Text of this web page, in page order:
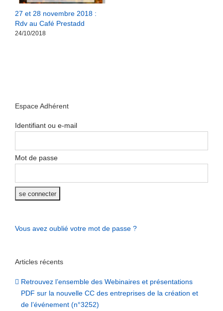
27 et 28 novembre 2018 :
Rdv au Café Prestadd
24/10/2018
Espace Adhérent
Identifiant ou e-mail
Mot de passe
Vous avez oublié votre mot de passe ?
Articles récents
Retrouvez l’ensemble des Webinaires et présentations
PDF sur la nouvelle CC des entreprises de la création et
de l’événement (n°3252)